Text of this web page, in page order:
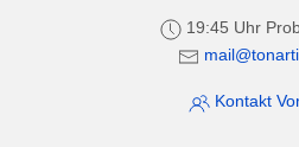
19:45 Uhr
Kontakt